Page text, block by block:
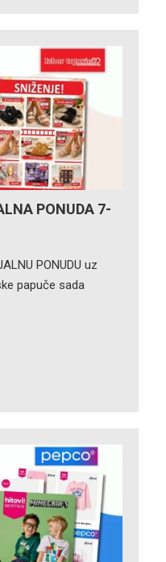
PONUDA 7-
PONUDU uz
papuče sada